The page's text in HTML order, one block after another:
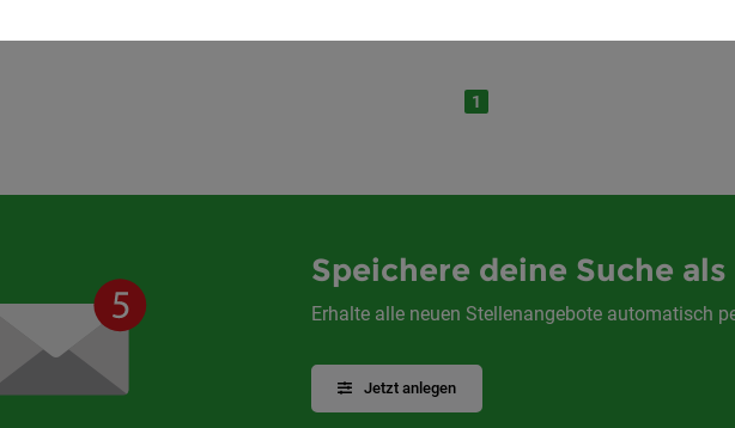
1
Speichere deine Suche
Erhalte alle neuen Stellenangebote automatisch
Jetzt anlegen